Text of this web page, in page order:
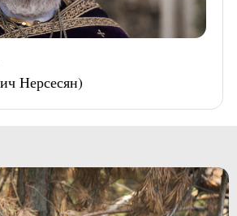
Нерсесян)